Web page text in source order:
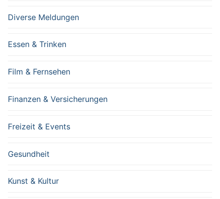
Diverse Meldungen
Essen & Trinken
Film & Fernsehen
Finanzen & Versicherungen
Freizeit & Events
Gesundheit
Kunst & Kultur